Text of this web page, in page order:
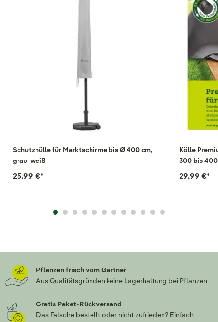
Schutzhülle für Marktschirme bis Ø 400 cm,
grau-weiß
25,99 €*
Kölle
300 bis
29,99 €*
Pflanzen frisch vom Gärtner
Aus Qualitätsgründen keine Lagerhaltung bei Pflanzen
Gratis Paket-Rückversand
Das Falsche bestellt oder nicht zufrieden? Einfach